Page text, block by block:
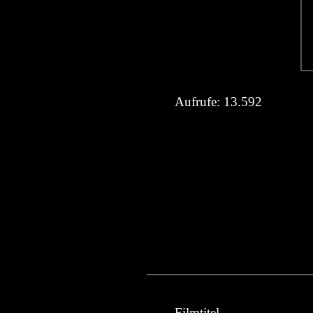
Aufrufe: 13.592